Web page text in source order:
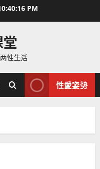
PM
性生活
性愛姿勢